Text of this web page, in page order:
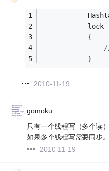
lock
            {
            }
2010-11-19
gomoku
只有一个线程写（多个读）
如果多个线程写需要同步。
2010-11-19